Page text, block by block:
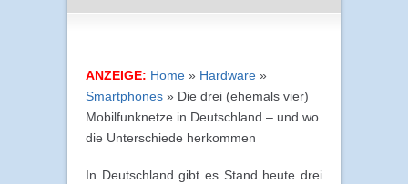
ANZEIGE: Home » Hardware »
Smartphones » Die drei (ehemals vier)
Mobilfunknetze in Deutschland – und wo
die Unterschiede herkommen
In Deutschland gibt es Stand heute drei